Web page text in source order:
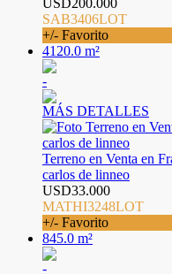
USD200.000
SAB3406LOT
+/- Favorito
4120.0 m²
-
MÁS DETALLES
Terreno en Venta en
carlos de linneo
USD33.000
MATHI3248LOT
+/- Favorito
845.0 m²
-